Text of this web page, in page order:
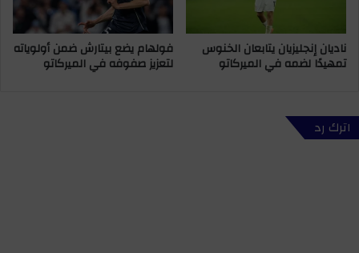
ناديان إنجليزيان يتابعان الخنوس
تمهيدًا لضمه في الميركاتو
فولهام يضع بيتارش ضمن أولوياته
لتعزيز صفوفه في الميركاتو
اترك رد